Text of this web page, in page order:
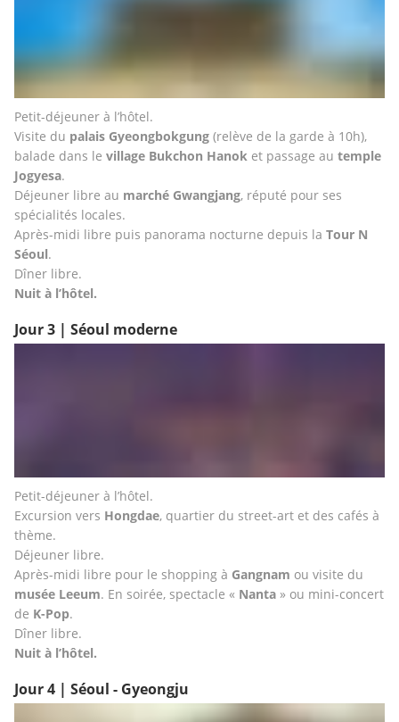
Petit-déjeuner à l’hôtel.
Visite du palais Gyeongbokgung (relève de la garde à 10h),
balade dans le village Bukchon Hanok et passage au temple
Jogyesa.
Déjeuner libre au marché Gwangjang, réputé pour ses
spécialités locales.
Après-midi libre puis panorama nocturne depuis la Tour N
Séoul.
Dîner libre.
Nuit à l’hôtel.
Jour 3 | Séoul moderne
Petit-déjeuner à l’hôtel.
Excursion vers Hongdae, quartier du street-art et des cafés à
thème.
Déjeuner libre.
Après-midi libre pour le shopping à Gangnam
musée Leeum. En soirée, spectacle « Nanta » ou mini-concert
de K-Pop.
Dîner libre.
Nuit à l’hôtel.
Jour 4 | Séoul - Gyeongju